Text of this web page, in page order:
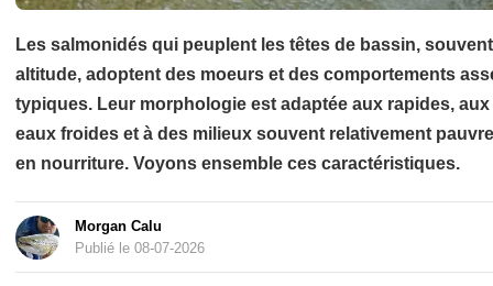
Les salmonidés qui peuplent les têtes de bassin,
altitude, adoptent des moeurs et des comportements
typiques. Leur morphologie est adaptée aux rapides, aux
eaux froides et à des milieux souvent relativement
en nourriture. Voyons ensemble ces caractéristiques.
Morgan Calu
Publié le 08-07-2026